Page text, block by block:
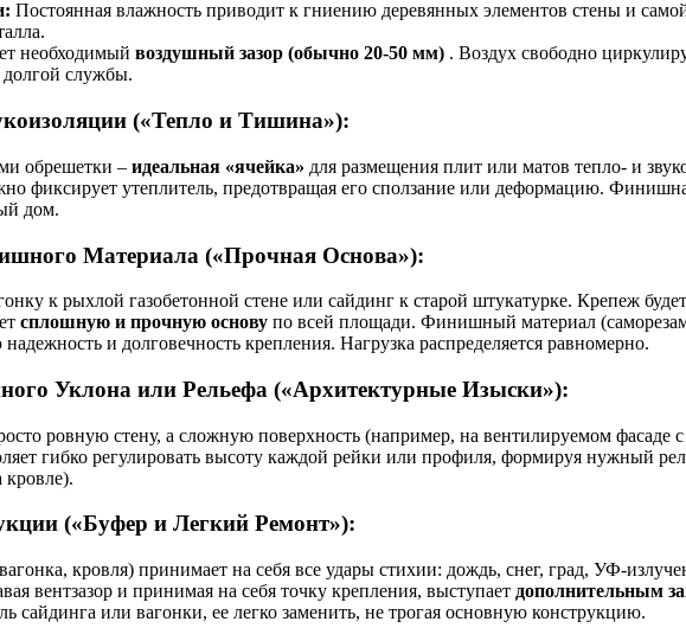
Постоянная влажность приводит к гниению деревянных элементов стены и
необходимый воздушный зазор (обычно 20-50 мм) . Воздух свободно
долгой службы.
(«Тепло и Тишина»):
обрешетки – идеальная «ячейка» для размещения плит или матов тепло- и
фиксирует утеплитель, предотвращая его сползание или деформацию.
дом.
Материала («Прочная Основа»):
к рыхлой газобетонной стене или сайдинг к старой штукатурке. Крепеж
сплошную и прочную основу по всей площади. Финишный материал
и долговечность крепления. Нагрузка распределяется равномерно.
Уклона или Рельефа («Архитектурные Изыски»):
ровную стену, а сложную поверхность (например, на вентилируемом фасаде
гибко регулировать высоту каждой рейки или профиля, формируя нужный
кровле).
(«Буфер и Легкий Ремонт»):
кровля) принимает на себя все удары стихии: дождь, снег, град, УФ-
вентзазор и принимая на себя точку крепления, выступает дополнительным
сайдинга или вагонки, ее легко заменить, не трогая основную конструкцию.